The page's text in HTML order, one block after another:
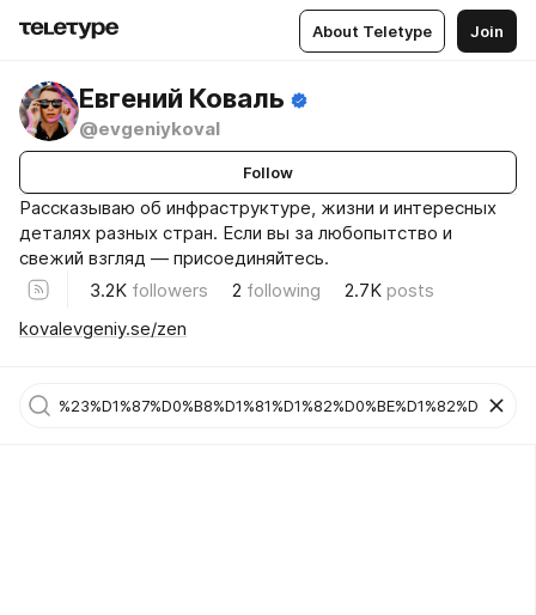
About Teletype Join
Евгений Коваль
@evgeniykoval
Follow
Рассказываю об инфраструктуре, жизни и интересных
деталях разных стран. Если вы за любопытство и
свежий взгляд — присоединяйтесь.
3.2K followers 2 following 2.7K posts
kovalevgeniy.se/zen